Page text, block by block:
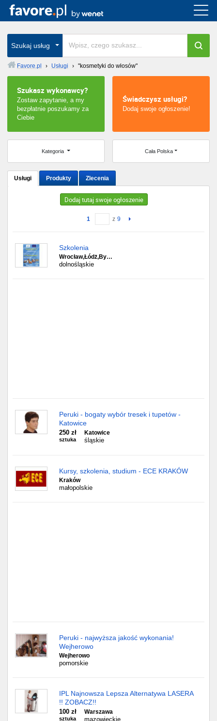
Szukaj usług
Favore.pl › Usługi › "kosmetyki do włosów"
Szukasz wykonawcy?
Zostaw zapytanie, a my
bezpłatnie poszukamy za
Ciebie
Świadczysz usługi?
Dodaj swoje ogłoszenie!
Kategoria Cała Polska
Usługi Produkty Zlecenia
Dodaj tutaj swoje ogłoszenie
1 z 9
Szkolenia
Wrocław,Łódż,By…
dolnośląskie
Peruki - bogaty wybór tresek i tupetów -
Katowice
250 zł
sztuka
Katowice
śląskie
Kursy, szkolenia, studium - ECE KRAKÓW
Kraków
małopolskie
Peruki - najwyższa jakość wykonania!
Wejherowo
Wejherowo
pomorskie
IPL Najnowsza Lepsza Alternatywa LASERA
!! ZOBACZ!!
100 zł
sztuka
Warszawa
mazowieckie
Cała Polska
wszystkie w całym kraju
Warszawa
Wrocław
Łódź
Chorzów
Kielce
Częstochowa
Olsztyn